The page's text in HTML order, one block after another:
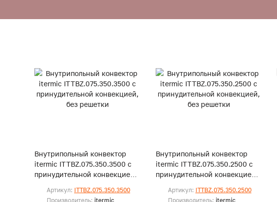
Внутрипольный конвектор
itermic ITTBZ.075.350.3500 с
принудительной конвекцией,
Артикул: ITTBZ.075.350.3500
Производитель: itermic
Внутрипольный конвектор
itermic ITTBZ.075.350.2500 с
принудительной конвекцией,
Артикул: ITTBZ.075.350.2500
Производитель: itermic